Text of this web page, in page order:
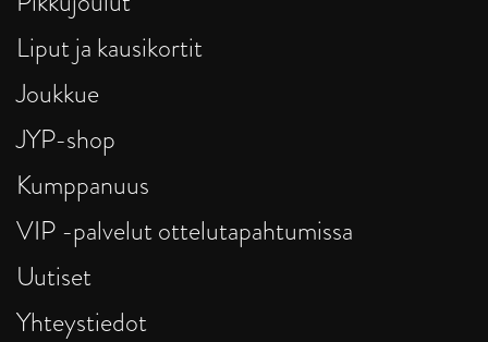
Liput ja kausikortit
Joukkue
JYP-shop
Kumppanuus
VIP -palvelut ottelutapahtumissa
Uutiset
Yhteystiedot